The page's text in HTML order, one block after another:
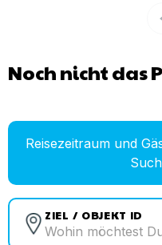
Noch nicht das
Reisezeitraum und
ZIEL / OBJEKT ID